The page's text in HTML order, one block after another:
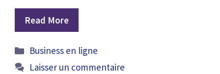
Read More
Catégories
Business en ligne
Laisser un commentaire